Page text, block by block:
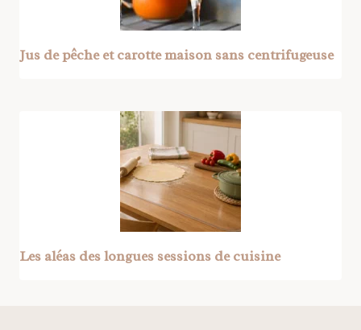
Jus de pêche et carotte maison sans centrifugeuse
Les aléas des longues sessions de cuisine